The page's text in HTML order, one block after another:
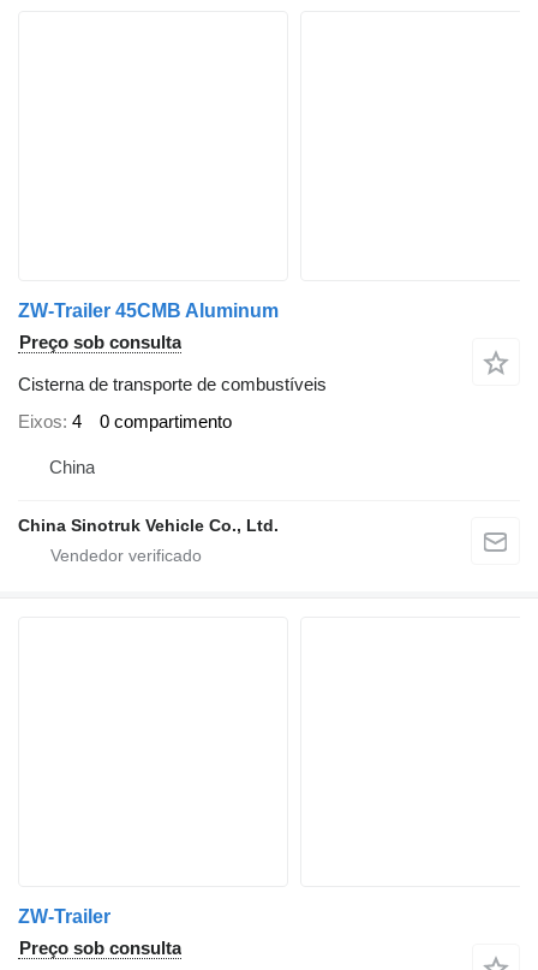
ZW-Trailer 45CMB Aluminum
Preço sob consulta
Cisterna de transporte de combustíveis
Eixos 4 0 compartimento
China
China Sinotruk Vehicle Co., Ltd.
ZW-Trailer
Preço sob consulta